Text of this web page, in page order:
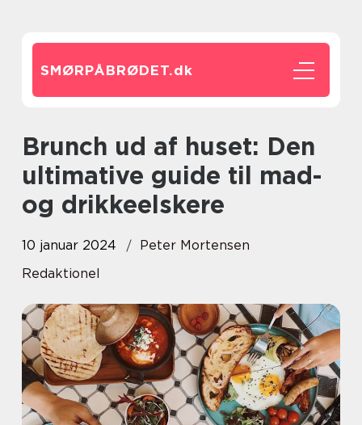
SMØRPÅBRØDET.dk
Brunch ud af huset: Den
ultimative guide til mad-
og drikkeelskere
10 januar 2024
Peter Mortensen
Redaktionel